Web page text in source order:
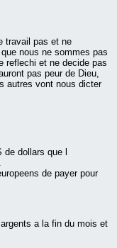
travail pas et ne
nous ne sommes pas
reflechi et ne decide pas
pas peur de Dieu,
autres vont nous dicter
dollars que l
de payer pour
a la fin du mois et